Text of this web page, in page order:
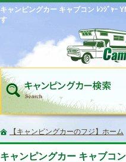
キャンピングカー キャブコン ﾚﾝｼﾞｬｰ
す
【キャンピングカーのフジ】ホーム
キャンピングカー キャブコ